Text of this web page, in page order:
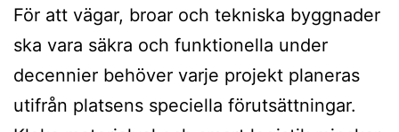
För att vägar, broar och tekniska byggnader
ska vara säkra och funktionella under
decennier behöver varje projekt planeras
utifrån platsens speciella förutsättningar.